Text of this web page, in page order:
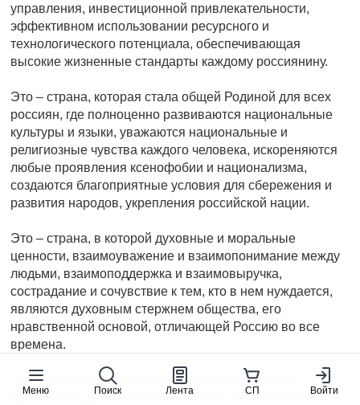
Меню Поиск Лента СП Войти
управления, инвестиционной привлекательности,
эффективном использовании ресурсного и
технологического потенциала, обеспечивающая
высокие жизненные стандарты каждому россиянину.
Это – страна, которая стала общей Родиной для всех
россиян, где полноценно развиваются национальные
культуры и языки, уважаются национальные и
религиозные чувства каждого человека, искореняются
любые проявления ксенофобии и национализма,
создаются благоприятные условия для сбережения и
развития народов, укрепления российской нации.
Это – страна, в которой духовные и моральные
ценности, взаимоуважение и взаимопонимание между
людьми, взаимоподдержка и взаимовыручка,
сострадание и сочувствие к тем, кто в нем нуждается,
являются духовным стержнем общества, его
нравственной основой, отличающей Россию во все
времена.
Это – государство, ставшее духовным центром
притяжения для соотечественников, независимо от